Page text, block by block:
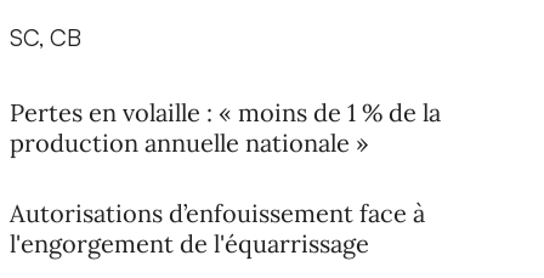
SC, CB
Pertes en volaille : « moins de 1 % de la
production annuelle nationale »
Autorisations d’enfouissement face à
l'engorgement de l'équarrissage